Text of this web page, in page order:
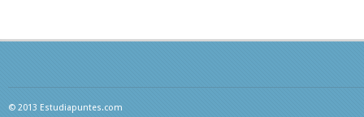
© 2013 Estudiapuntes.com